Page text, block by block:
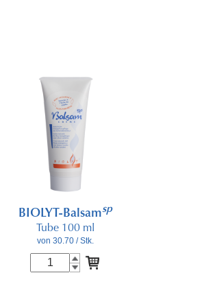
BIOLYT-Balsamsp
Tube 100 ml
von 30.70/ Stk.